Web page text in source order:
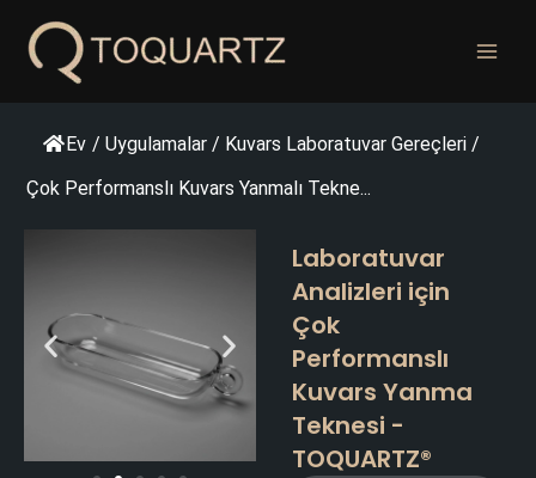
geç
Ev / Uygulamalar / Kuvars Laboratuvar Gereçleri /
Çok Performanslı Kuvars Yanmalı Tekne...
Laboratuvar
Analizleri için
Çok
Performanslı
Kuvars Yanma
Teknesi -
TOQUARTZ®